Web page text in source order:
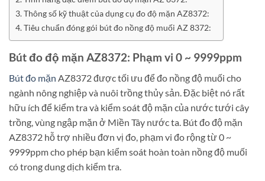
Thông số kỹ thuật của dụng cụ đo độ mặn AZ8372:
Tiêu chuẩn đóng gói bút đo nồng độ muối AZ 8372:
Bút đo độ mặn AZ8372: Phạm vi 0 ~ 9999ppm
Bút đo mặn AZ8372 được tối ưu để đo nồng độ muối cho
ngành nông nghiệp và nuôi trồng thủy sản. Đặc biệt nó rất
hữu ích để kiểm tra và kiểm soát độ mặn của nước tưới cây
trồng, vùng ngập mặn ở Miền Tây nước ta. Bút đo độ mặn
AZ8372 hỗ trợ nhiều đơn vị đo, phạm vi đo rộng từ 0 ~
9999ppm cho phép bạn kiểm soát hoàn toàn nồng độ muối
có trong dung dịch kiểm tra.